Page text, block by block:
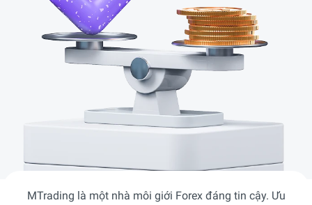
MTrading là một nhà môi giới Forex đáng tin cậy. Ưu